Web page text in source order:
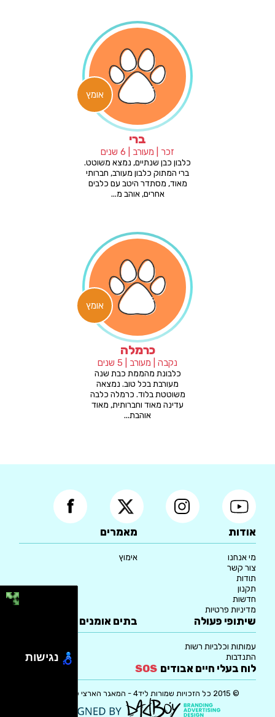
אומץ
ברי
זכר | מעורב | 6 שנים
כלבון כבן שנתיים, נמצא משוטט.
ברי המתוק כלבון מעורב, חברותי
מאוד, מסתדר היטב עם כלבים
אחרים, אוהב מ...
אומץ
כרמלה
נקבה | מעורב | 5 שנים
כלבונת מהממת כבת שנה
מעורבת בכל טוב. נמצאה
משוטטת בלוד. כרמלה כלבה
עדינה מאוד וחברותית, מאוד
אוהבת...
אודות
מי אנחנו
צור קשר
תודות
תקנון
חדשות
מדיניות פרטיות
מאמרים
אימוץ
שיתופי פעולה
עמותות וכלביות רשות
התנדבות
בתים אומנים
לוח בעלי חיים אבודים SOS
© 2015 כל הזכויות שמורות ליד4 - המאגר הארצי לאימוץ כלבים
נגישות